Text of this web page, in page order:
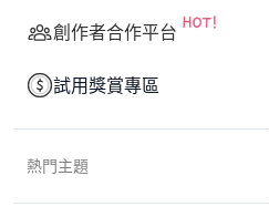
創作者合作平台
試用獎賞專區
熱門主題